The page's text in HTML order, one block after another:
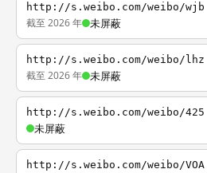
http://s.weibo.com/weibo/wjb
截至 2026 年 未屏蔽
http://s.weibo.com/weibo/lhz
截至 2026 年 未屏蔽
http://s.weibo.com/weibo/425
未屏蔽
http://s.weibo.com/weibo/VOA